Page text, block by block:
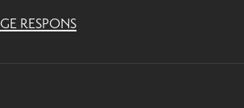
GE RESPONS